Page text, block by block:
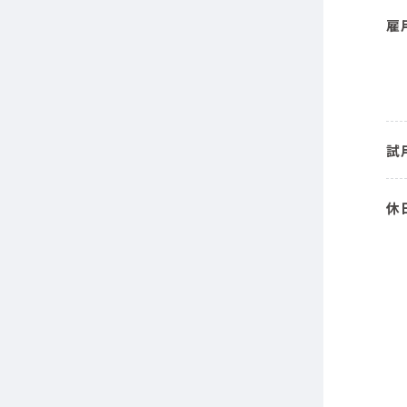
雇
試
休